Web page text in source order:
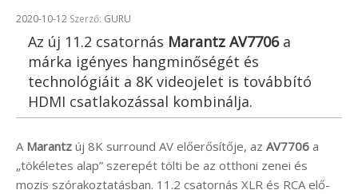
Beküldve:
2020-10-12 Szerző: GURU
Az új 11.2 csatornás Marantz AV7706a
márka igényes hangminőségét és
technológiáit a 8K videojelet is továbbító
HDMI csatlakozással kombinálja.
A Marantz új 8K surround AV előerősítője, az AV7706 a
„tökéletes alap” szerepét tölti be az otthoni zenei és
mozis szórakoztatásban. 11.2 csatornás XLR és RCA elő-